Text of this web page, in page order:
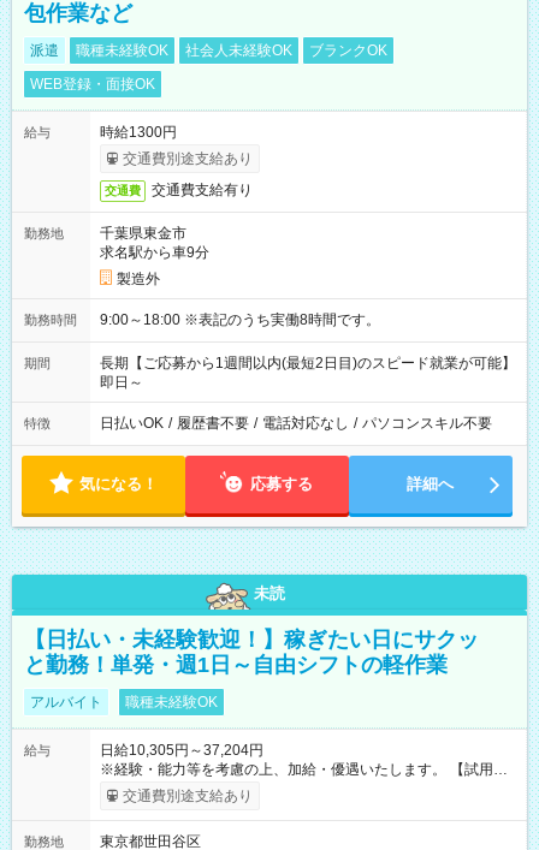
包作業など
派遣 職種未経験OK 社会人未経験OK
ブランクOK
WEB登録・面接OK
給与
時給1300円
交通費別途支給あり
交通費 交通費支給有り
勤務地
千葉県東金市
求名駅から車9分
製造外
勤務時間 9:00～18:00 ※表記のうち実働8時間です。
期間
長期【ご応募から1週間以内(最短2日目)のスピード就業が可能】
即日～
特徴 日払いOK / 履歴書不要 / 電話対応なし / パソコンスキル不要
気になる！ 応募する 詳細へ
未読
【日払い・未経験歓迎！】稼ぎたい日にサクッ
と勤務！単発・週1日～自由シフトの軽作業
アルバイト 職種未経験OK
給与
日給10,305円～37,204円
※経験・能力等を考慮の上、加給・優遇いたします。 【試用期
間】試用期間なし
交通費別途支給あり
勤務地
東京都世田谷区